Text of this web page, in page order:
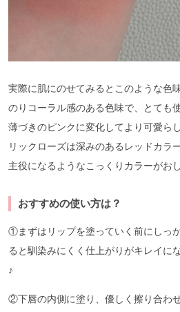
実際に肌にのせてみるとこのような色
のりコーラル感のある色味で、とても
薄づきのピンクに変化してより可愛
リックローズは深みのあるレッドカラ
主役になるようなこっくりカラーがお
おすすめの使い方は？
①まずはリップを塗っていく前にしっ
ると馴染みにくく仕上がりがキレイに
♪
②下唇の内側に塗り、優しく擦り合わ